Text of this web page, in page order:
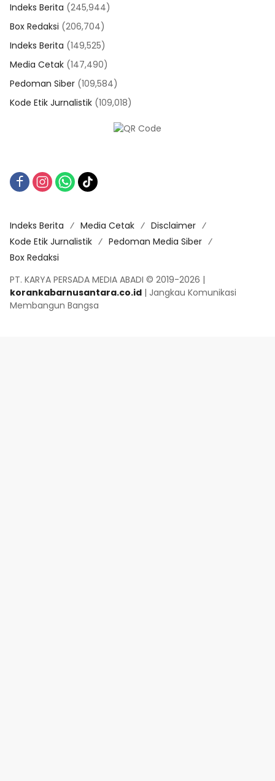
Indeks Berita (245,944)
Box Redaksi (206,704)
Indeks Berita (149,525)
Media Cetak (147,490)
Pedoman Siber (109,584)
Kode Etik Jurnalistik (109,018)
Indeks Berita Media Cetak
Disclaimer
Kode Etik Jurnalistik
Pedoman Media Siber
Box Redaksi
PT. KARYA PERSADA MEDIA ABADI © 2019-2026 |
korankabarnusantara.co.id | Jangkau Komunikasi
Membangun Bangsa